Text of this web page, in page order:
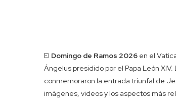
El Domingo de Ramos 2026 en el
Ángelus presidido por el Papa León
conmemoraron la entrada triunfal de
imágenes, videos y los aspectos más